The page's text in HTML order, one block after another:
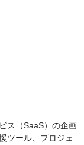
ス（SaaS）の企画
ツール、プロジェ